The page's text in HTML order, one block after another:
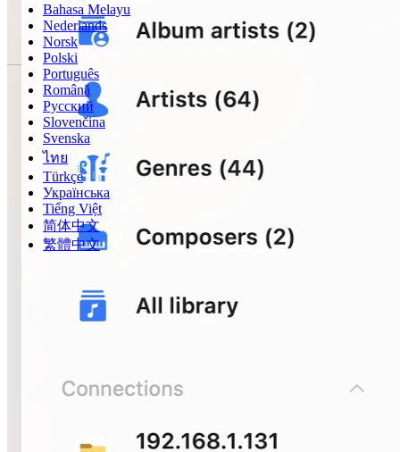
Bahasa Melayu
Nederlands
Norsk
Polski
Português
Română
Русский
Slovenčina
Svenska
ไทย
Türkçe
Українська
Tiếng Việt
简体中文
繁體中文